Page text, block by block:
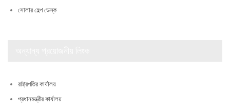
সোলার হেল্প ডেস্ক
রাষ্ট্রপতির কার্যালয়
প্রধানমন্ত্রীর কার্যালয়